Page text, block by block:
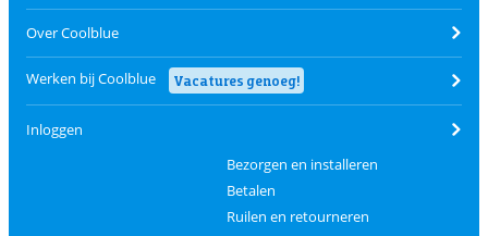
Over Coolblue
Werken bij Coolblue Vacatures genoeg!
Inloggen
Bezorgen en installeren
Betalen
Ruilen en retourneren